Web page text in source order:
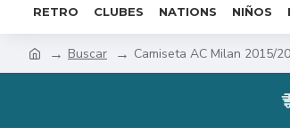
RETRO CLUBES NATIONS NIÑOS
Buscar Camiseta AC Milan 2015/